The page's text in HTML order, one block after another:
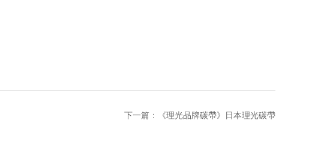
下一篇： 《理光品牌碳帶》日本理光碳帶